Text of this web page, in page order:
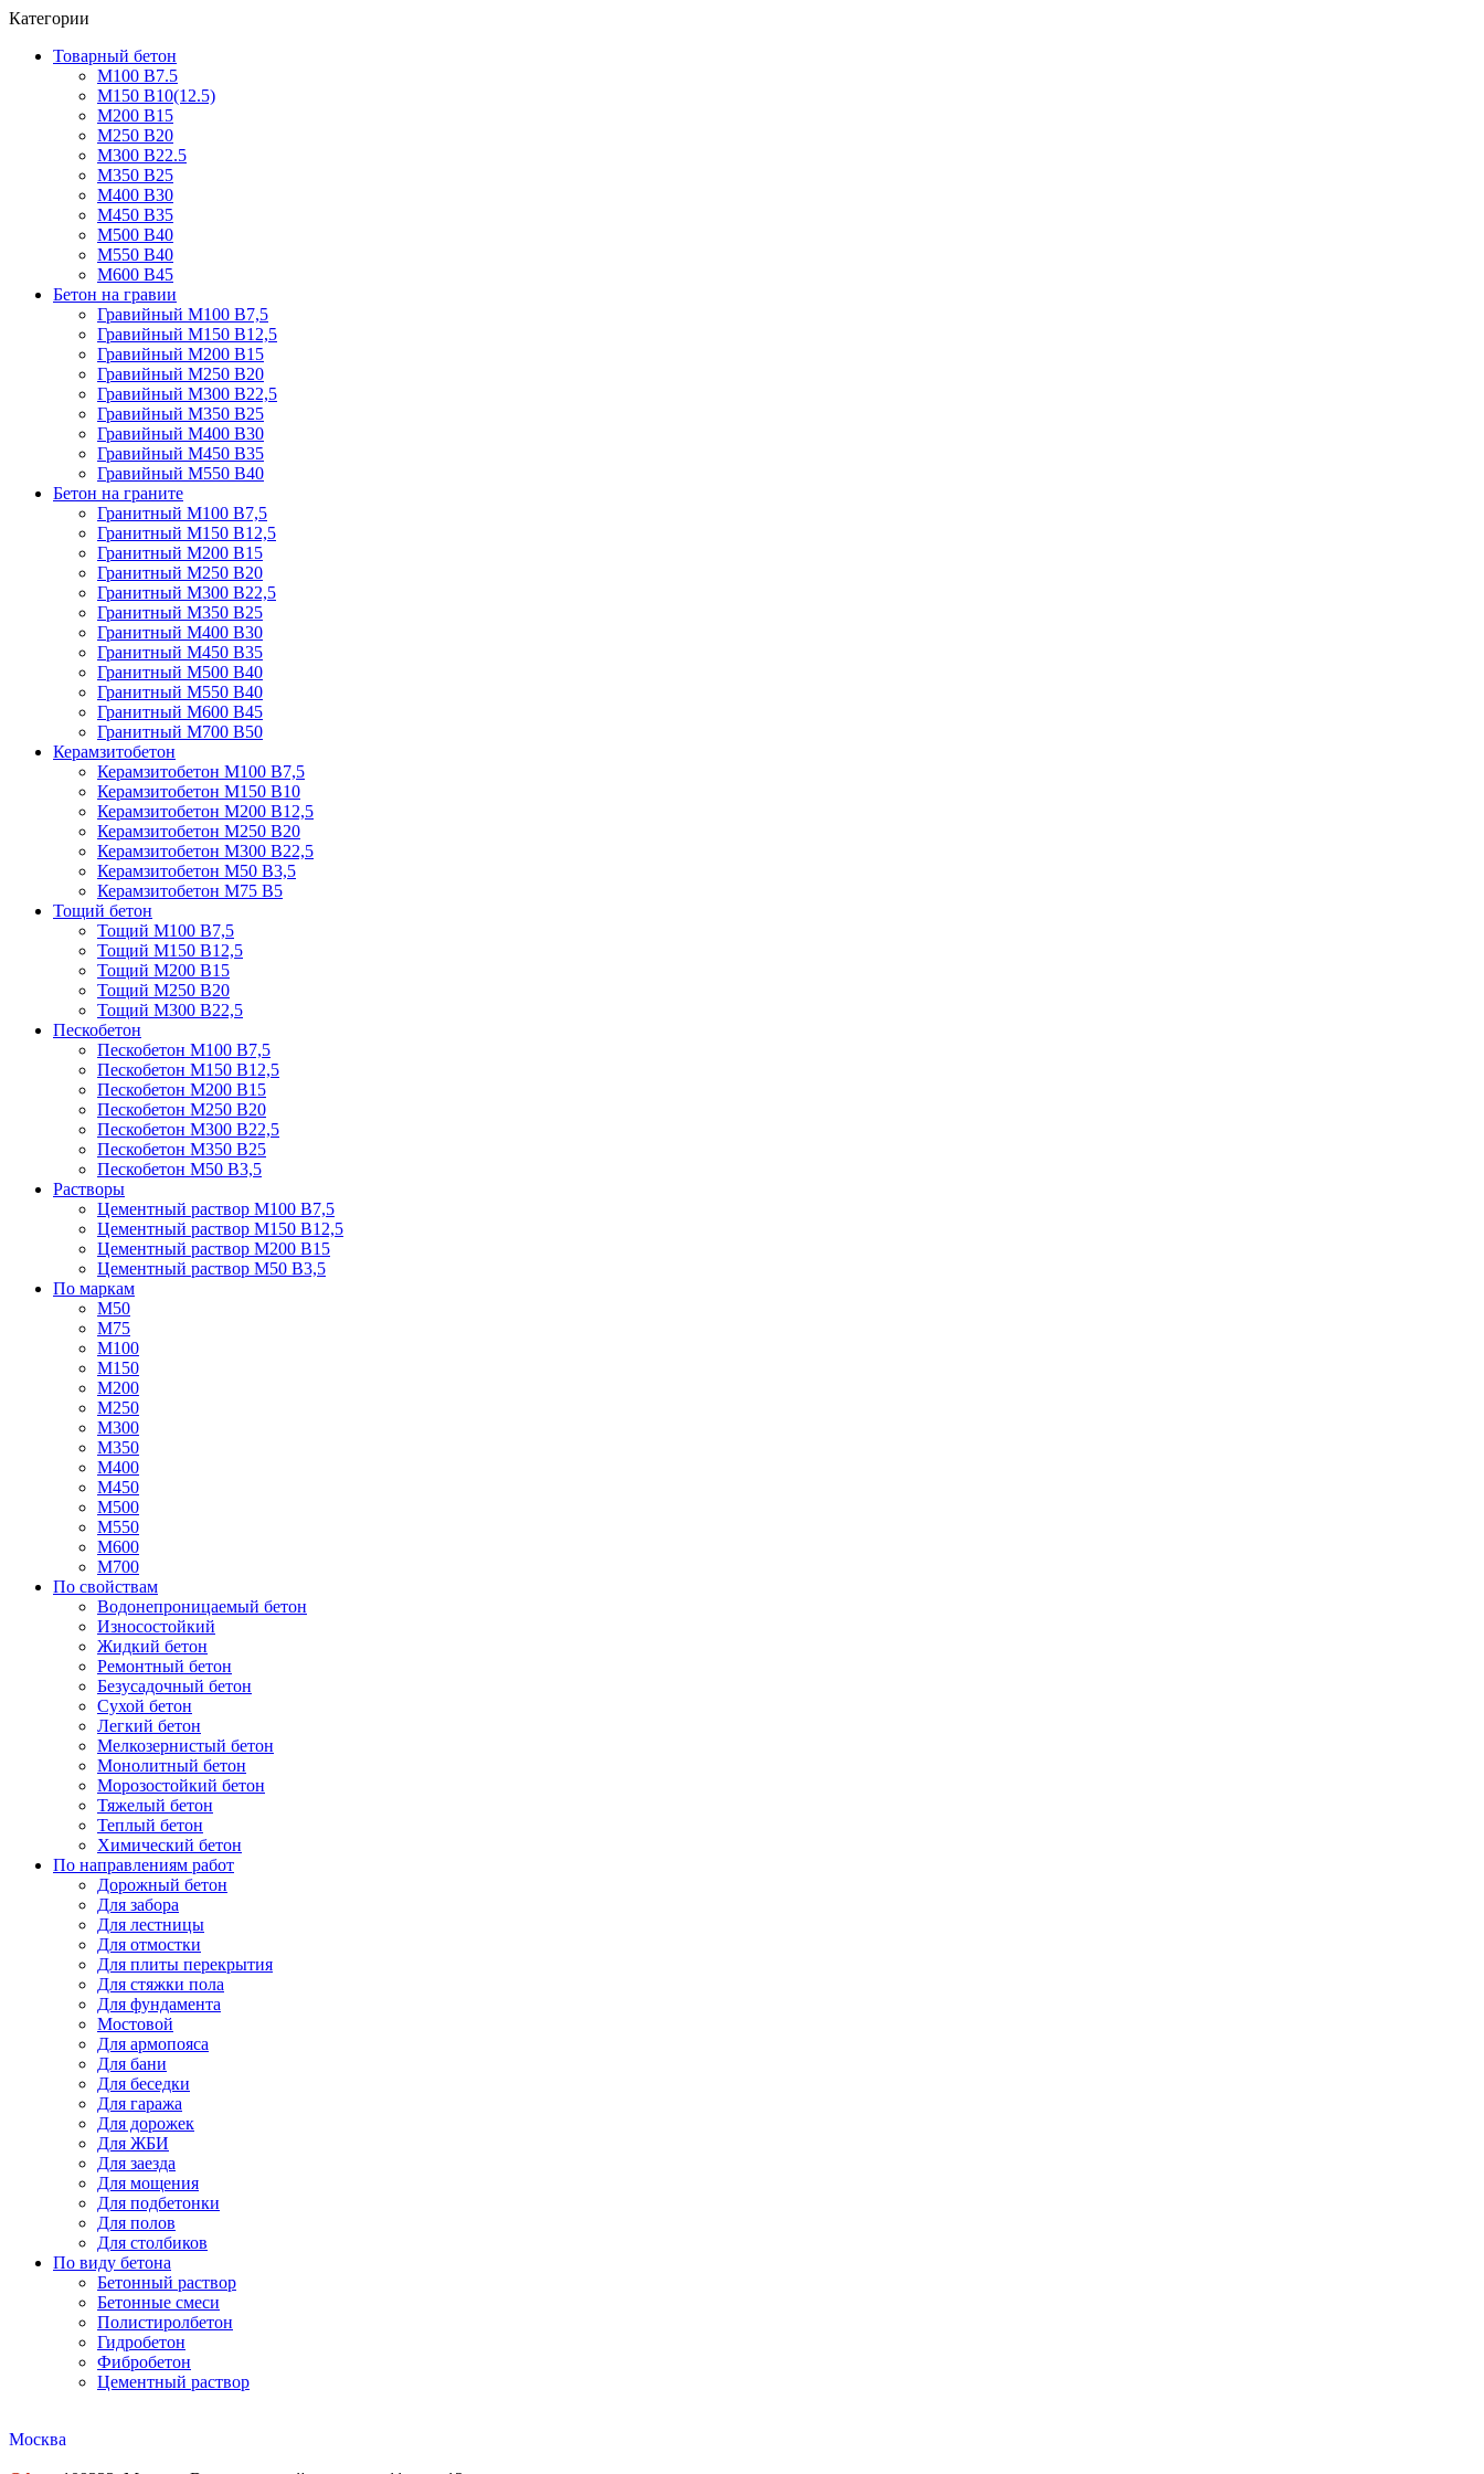
Категории
Товарный бетон
М100 В7.5
М150 В10(12.5)
М200 В15
М250 В20
М300 В22.5
М350 В25
М400 В30
М450 В35
М500 В40
М550 В40
М600 В45
Бетон на гравии
Гравийный М100 В7,5
Гравийный М150 В12,5
Гравийный М200 В15
Гравийный М250 В20
Гравийный М300 В22,5
Гравийный М350 В25
Гравийный М400 В30
Гравийный М450 В35
Гравийный М550 В40
Бетон на граните
Гранитный М100 В7,5
Гранитный М150 В12,5
Гранитный М200 В15
Гранитный М250 В20
Гранитный М300 В22,5
Гранитный М350 В25
Гранитный М400 В30
Гранитный М450 В35
Гранитный М500 В40
Гранитный М550 В40
Гранитный М600 В45
Гранитный М700 В50
Керамзитобетон
Керамзитобетон М100 В7,5
Керамзитобетон М150 В10
Керамзитобетон М200 В12,5
Керамзитобетон М250 В20
Керамзитобетон М300 В22,5
Керамзитобетон М50 В3,5
Керамзитобетон М75 В5
Тощий бетон
Тощий М100 В7,5
Тощий М150 В12,5
Тощий М200 В15
Тощий М250 В20
Тощий М300 В22,5
Пескобетон
Пескобетон М100 В7,5
Пескобетон М150 В12,5
Пескобетон М200 В15
Пескобетон М250 В20
Пескобетон М300 В22,5
Пескобетон М350 В25
Пескобетон М50 В3,5
Растворы
Цементный раствор М100 В7,5
Цементный раствор М150 В12,5
Цементный раствор М200 В15
Цементный раствор М50 В3,5
По маркам
М50
М75
М100
М150
М200
М250
М300
М350
М400
М450
М500
М550
М600
М700
По свойствам
Водонепроницаемый бетон
Износостойкий
Жидкий бетон
Ремонтный бетон
Безусадочный бетон
Сухой бетон
Легкий бетон
Мелкозернистый бетон
Монолитный бетон
Морозостойкий бетон
Тяжелый бетон
Теплый бетон
Химический бетон
По направлениям работ
Дорожный бетон
Для забора
Для лестницы
Для отмостки
Для плиты перекрытия
Для стяжки пола
Для фундамента
Мостовой
Для армопояса
Для бани
Для беседки
Для гаража
Для дорожек
Для ЖБИ
Для заезда
Для мощения
Для подбетонки
Для полов
Для столбиков
По виду бетона
Бетонный раствор
Бетонные смеси
Полистиролбетон
Гидробетон
Фибробетон
Цементный раствор
Москва